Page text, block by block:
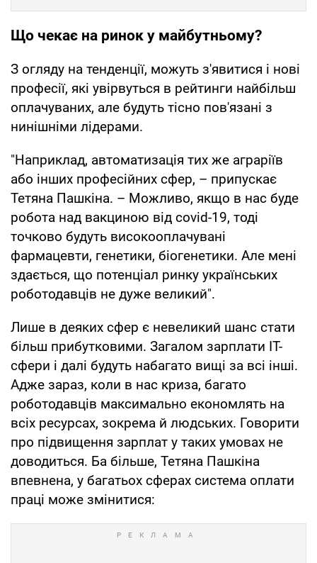
Що чекає на ринок у майбутньому?
З огляду на тенденції, можуть з'явитися і нові
професії, які увірвуться в рейтинги найбільш
оплачуваних, але будуть тісно пов'язані з
нинішніми лідерами.
"Наприклад, автоматизація тих же аграріїв
або інших професійних сфер, – припускає
Тетяна Пашкіна. – Можливо, якщо в нас буде
робота над вакциною від covid-19, тоді
точково будуть високооплачувані
фармацевти, генетики, біогенетики. Але мені
здається, що потенціал ринку українських
роботодавців не дуже великий".
Лише в деяких сфер є невеликий шанс стати
більш прибутковими. Загалом зарплати IT-
сфери і далі будуть набагато вищі за всі інші.
Адже зараз, коли в нас криза, багато
роботодавців максимально економлять на
всіх ресурсах, зокрема й людських. Говорити
про підвищення зарплат у таких умовах не
доводиться. Ба більше, Тетяна Пашкіна
впевнена, у багатьох сферах система оплати
праці може змінитися: